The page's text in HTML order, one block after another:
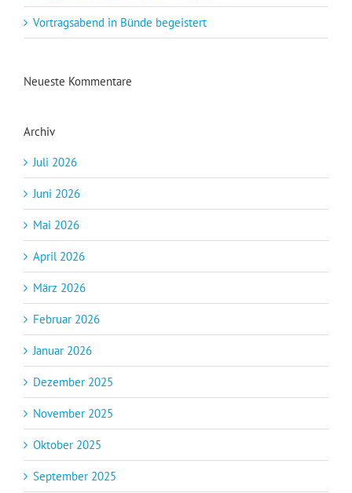
Vortragsabend in Bünde begeistert
Neueste Kommentare
Archiv
Juli 2026
Juni 2026
Mai 2026
April 2026
März 2026
Februar 2026
Januar 2026
Dezember 2025
November 2025
Oktober 2025
September 2025